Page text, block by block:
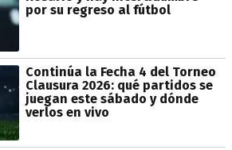
por su regreso al fútbol
Continúa la Fecha 4 del Torneo
Clausura 2026: qué partidos se
juegan este sábado y dónde
verlos en vivo